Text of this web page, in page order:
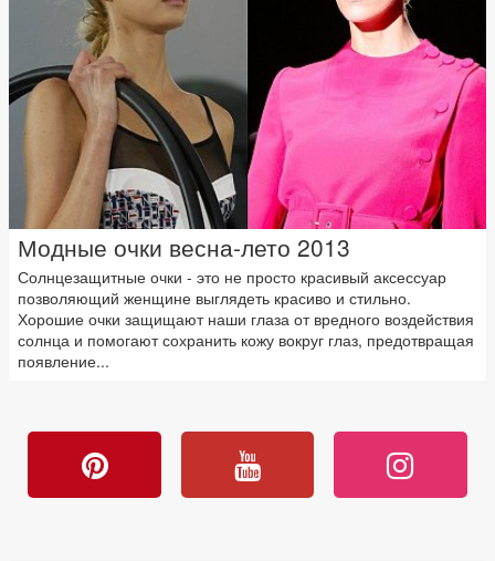
Модные очки весна-лето 2013
Солнцезащитные очки - это не просто красивый аксессуар
позволяющий женщине выглядеть красиво и стильно.
Хорошие очки защищают наши глаза от вредного воздействия
солнца и помогают сохранить кожу вокруг глаз, предотвращая
появление...